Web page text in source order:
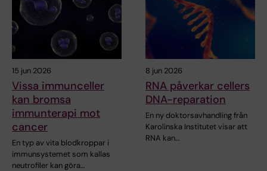
15 jun 2026
Vissa immunceller
kan bromsa
immunterapi mot
cancer
En typ av vita blodkroppar i
immunsystemet som kallas
neutrofiler kan göra…
8 jun 2026
RNA påverkar cellers
DNA-reparation
En ny doktorsavhandling från
Karolinska Institutet visar att
RNA kan…